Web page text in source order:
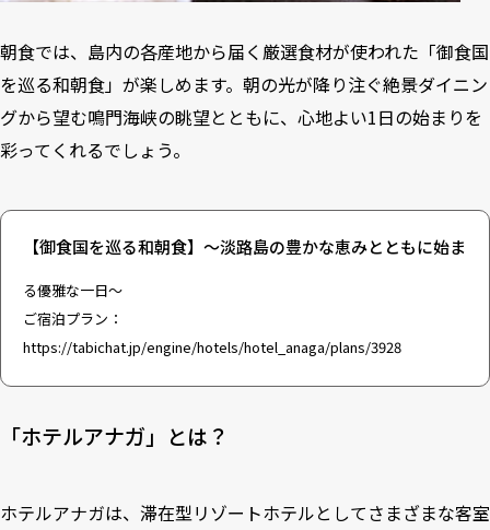
朝食では、島内の各産地から届く厳選食材が使われた「御食国
を巡る和朝食」が楽しめます。朝の光が降り注ぐ絶景ダイニン
グから望む鳴門海峡の眺望とともに、心地よい1日の始まりを
彩ってくれるでしょう。
【御食国を巡る和朝食】～淡路島の豊かな恵みとともに始ま
る優雅な一日～
ご宿泊プラン：
https://tabichat.jp/engine/hotels/hotel_anaga/plans/3928
「ホテルアナガ」とは？
ホテルアナガは、滞在型リゾートホテルとしてさまざまな客室